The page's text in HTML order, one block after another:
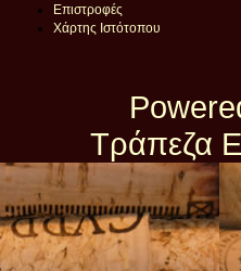
Επιστροφές
Χάρτης Ιστότοπου
Τράπεζα